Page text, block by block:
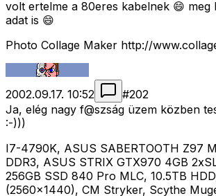
volt ertelme a 80eres kabelnek 😄
adat is 😄
Photo Collage Maker http://
2002.09.17. 10:52 #202
Ja, elég nagy f@szság üzem közben
:-)))
I7-4790K, ASUS SABERTOOTH Z97
DDR3, ASUS STRIX GTX970 4GB
256GB SSD 840 Pro MLC, 10.5TB
(2560x1440), CM Stryker, Scythe